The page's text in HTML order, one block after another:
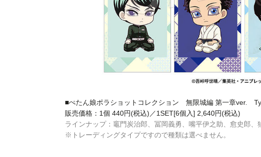
■ぺたん娘ポラショットコレクション 無限城編 第一章ver.
販売価格：1個 440円(税込)／1SET[6個入] 2,640円(税込)
ラインナップ：竈門炭治郎、冨岡義勇、嘴平伊之助、愈史郎、
※トレーディングタイプですので種類は選べません。